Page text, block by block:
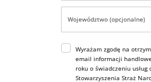
Wyrażam zgodę na
email informacji
roku o świadczeniu
Stowarzyszenia Straż